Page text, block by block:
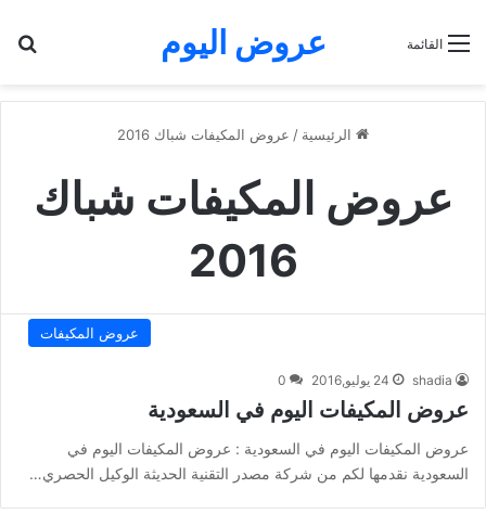
عروض اليوم القائمة
الرئيسية / عروض المكيفات شباك 2016
عروض المكيفات شباك
2016
عروض المكيفات
shadia 24 يوليو,2016 0
عروض المكيفات اليوم في السعودية
عروض المكيفات اليوم في السعودية : عروض المكيفات اليوم في
السعودية نقدمها لكم من شركة مصدر التقنية الحديثة الوكيل الحصري…